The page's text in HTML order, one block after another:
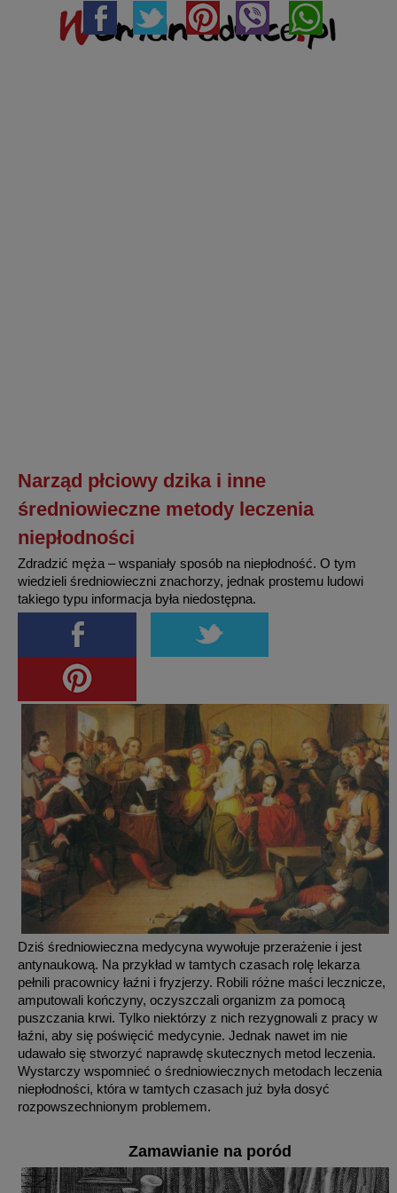
Narząd płciowy dzika i inne
średniowieczne metody leczenia
niepłodności
Zdradzić męża – wspaniały sposób na niepłodność. O tym
wiedzieli średniowieczni znachorzy, jednak prostemu ludowi
takiego typu informacja była niedostępna.
Dziś średniowieczna medycyna wywołuje przerażenie i jest
antynaukową. Na przykład w tamtych czasach rolę lekarza
pełnili pracownicy łaźni i fryzjerzy. Robili różne maści lecznicze,
amputowali kończyny, oczyszczali organizm za pomocą
puszczania krwi. Tylko niektórzy z nich rezygnowali z pracy w
łaźni, aby się poświęcić medycynie. Jednak nawet im nie
udawało się stworzyć naprawdę skutecznych metod leczenia.
Wystarczy wspomnieć o średniowiecznych metodach leczenia
niepłodności, która w tamtych czasach już była dosyć
rozpowszechnionym problemem.
Zamawianie na poród